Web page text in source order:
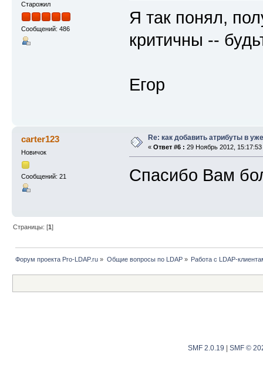
Старожил
Сообщений: 486
Я так понял,
критичны --
Егор
carter123
Новичок
Сообщений: 21
Re: как добавить атрибуты в
« Ответ #6 : 29 Ноябрь 2012, 15:17:53
Спасибо Вам
Страницы: [1]
Форум проекта Pro-LDAP.ru » Общие вопросы по LDAP» Работа с LDAP-
SMF 2.0.19 SMF ©